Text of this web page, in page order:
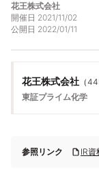
花王株式会社
開催日 2021/11/02
公開日 2022/01/11
花王株式会社 （
東証プライム化学
参照リンク IR資